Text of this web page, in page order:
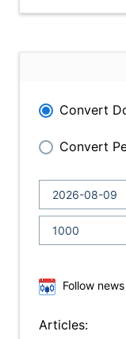
Convert
Convert
Follow
Articles: